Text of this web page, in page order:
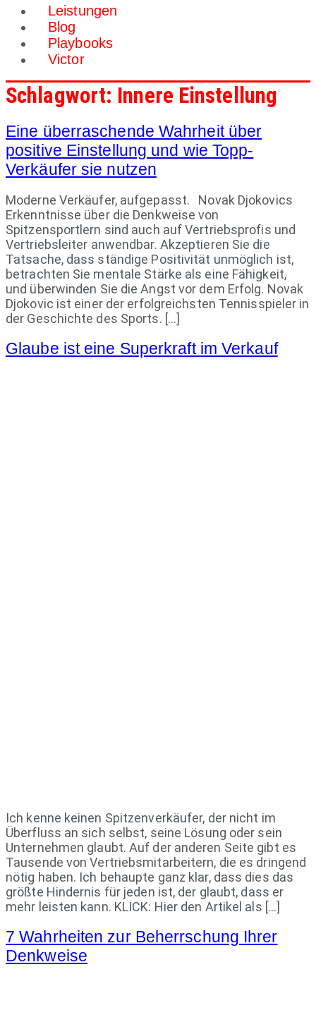
Leistungen
Blog
Playbooks
Victor
Schlagwort: Innere Einstellung
Eine überraschende Wahrheit über
positive Einstellung und wie Topp-
Verkäufer sie nutzen
Moderne Verkäufer, aufgepasst. Novak Djokovics
Erkenntnisse über die Denkweise von
Spitzensportlern sind auch auf Vertriebsprofis und
Vertriebsleiter anwendbar. Akzeptieren Sie die
Tatsache, dass ständige Positivität unmöglich ist,
betrachten Sie mentale Stärke als eine Fähigkeit,
und überwinden Sie die Angst vor dem Erfolg. Novak
Djokovic ist einer der erfolgreichsten Tennisspieler in
der Geschichte des Sports. […]
Glaube ist eine Superkraft im Verkauf
Ich kenne keinen Spitzenverkäufer, der nicht im
Überfluss an sich selbst, seine Lösung oder sein
Unternehmen glaubt. Auf der anderen Seite gibt es
Tausende von Vertriebsmitarbeitern, die es dringend
nötig haben. Ich behaupte ganz klar, dass dies das
größte Hindernis für jeden ist, der glaubt, dass er
mehr leisten kann. KLICK: Hier den Artikel als […]
7 Wahrheiten zur Beherrschung Ihrer
Denkweise